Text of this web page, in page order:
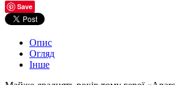
Save
Опис
Огляд
Інше